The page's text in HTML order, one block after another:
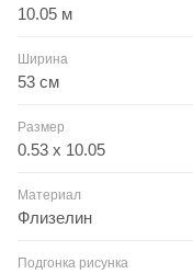
10.05 м
Ширина
53 см
Размер
0.53 x 10.05
Материал
Флизелин
Подгонка рисунка